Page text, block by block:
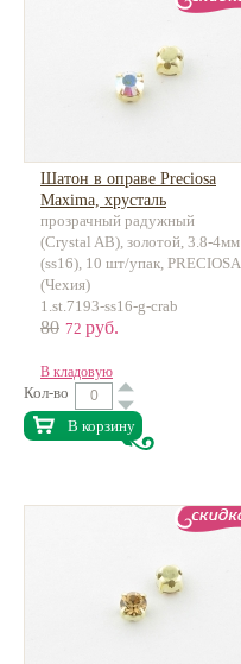
Шатон в оправе Preciosa
Maxima, хрусталь
прозрачный радужный
(Crystal AB), золотой, 3.8-4мм
(ss16), 10 шт/упак, PRECIOSA
(Чехия)
1.st.7193-ss16-g-crab
80 72 руб.
В кладовую
Кол-во
В корзину